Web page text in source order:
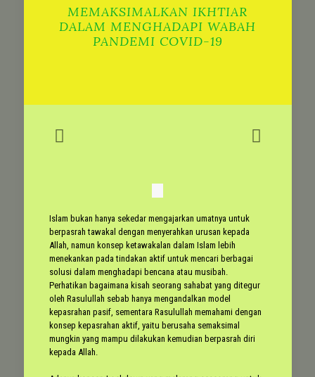
MEMAKSIMALKAN IKHTIAR
DALAM MENGHADAPI WABAH
PANDEMI COVID-19
Islam bukan hanya sekedar mengajarkan umatnya untuk
berpasrah tawakal dengan menyerahkan urusan kepada
Allah, namun konsep ketawakalan dalam Islam lebih
menekankan pada tindakan aktif untuk mencari berbagai
solusi dalam menghadapi bencana atau musibah.
Perhatikan bagaimana kisah seorang sahabat yang ditegur
oleh Rasulullah sebab hanya mengandalkan model
kepasrahan pasif, sementara Rasulullah memahami dengan
konsep kepasrahan aktif, yaitu berusaha semaksimal
mungkin yang mampu dilakukan kemudian berpasrah diri
kepada Allah.